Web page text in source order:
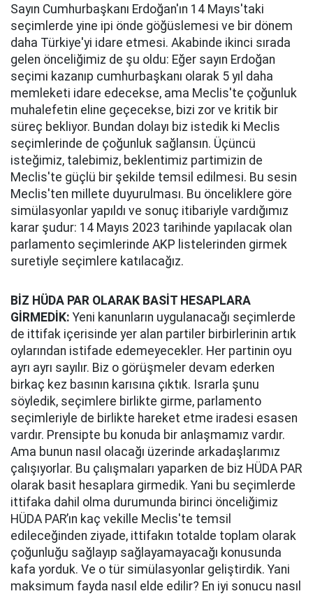
Sayın Cumhurbaşkanı Erdoğan'ın 14 Mayıs'taki
seçimlerde yine ipi önde göğüslemesi ve bir dönem
daha Türkiye'yi idare etmesi. Akabinde ikinci sırada
gelen önceliğimiz de şu oldu: Eğer sayın Erdoğan
seçimi kazanıp cumhurbaşkanı olarak 5 yıl daha
memleketi idare edecekse, ama Meclis'te çoğunluk
muhalefetin eline geçecekse, bizi zor ve kritik bir
süreç bekliyor. Bundan dolayı biz istedik ki Meclis
seçimlerinde de çoğunluk sağlansın. Üçüncü
isteğimiz, talebimiz, beklentimiz partimizin de
Meclis'te güçlü bir şekilde temsil edilmesi. Bu sesin
Meclis'ten millete duyurulması. Bu önceliklere göre
simülasyonlar yapıldı ve sonuç itibariyle vardığımız
karar şudur: 14 Mayıs 2023 tarihinde yapılacak olan
parlamento seçimlerinde AKP listelerinden girmek
suretiyle seçimlere katılacağız.
BİZ HÜDA PAR OLARAK BASİT HESAPLARA
GİRMEDİK: Yeni kanunların uygulanacağı seçimlerde
de ittifak içerisinde yer alan partiler birbirlerinin artık
oylarından istifade edemeyecekler. Her partinin oyu
ayrı ayrı sayılır. Biz o görüşmeler devam ederken
birkaç kez basının karısına çıktık. Israrla şunu
söyledik, seçimlere birlikte girme, parlamento
seçimleriyle de birlikte hareket etme iradesi esasen
vardır. Prensipte bu konuda bir anlaşmamız vardır.
Ama bunun nasıl olacağı üzerinde arkadaşlarımız
çalışıyorlar. Bu çalışmaları yaparken de biz HÜDA PAR
olarak basit hesaplara girmedik. Yani bu seçimlerde
ittifaka dahil olma durumunda birinci önceliğimiz
HÜDA PAR’ın kaç vekille Meclis'te temsil
edileceğinden ziyade, ittifakın totalde toplam olarak
çoğunluğu sağlayıp sağlayamayacağı konusunda
kafa yorduk. Ve o tür simülasyonlar geliştirdik. Yani
maksimum fayda nasıl elde edilir? En iyi sonucu nasıl